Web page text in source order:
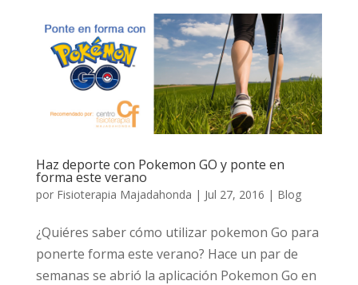
Haz deporte con Pokemon GO y ponte en
forma este verano
por Fisioterapia Majadahonda | Jul 27, 2016 | Blog
¿Quiéres saber cómo utilizar pokemon Go para
ponerte forma este verano? Hace un par de
semanas se abrió la aplicación Pokemon Go en